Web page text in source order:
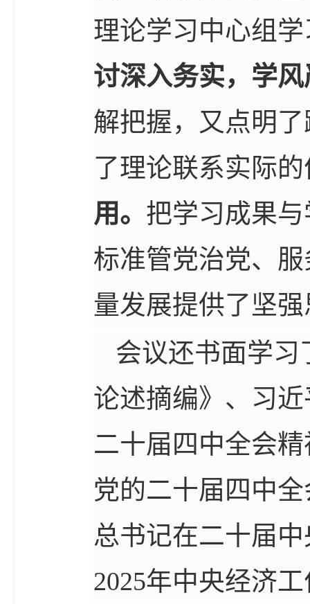
理论学习中心组
讨深入务实，学
解把握，又点明
了理论联系实际
用。 把学习成果
标准管党治党、
量发展提供了坚
会议还书面学习
论述摘编》、习
二十届四中全会
党的二十届四中
总书记在二十届
2025年中央经济